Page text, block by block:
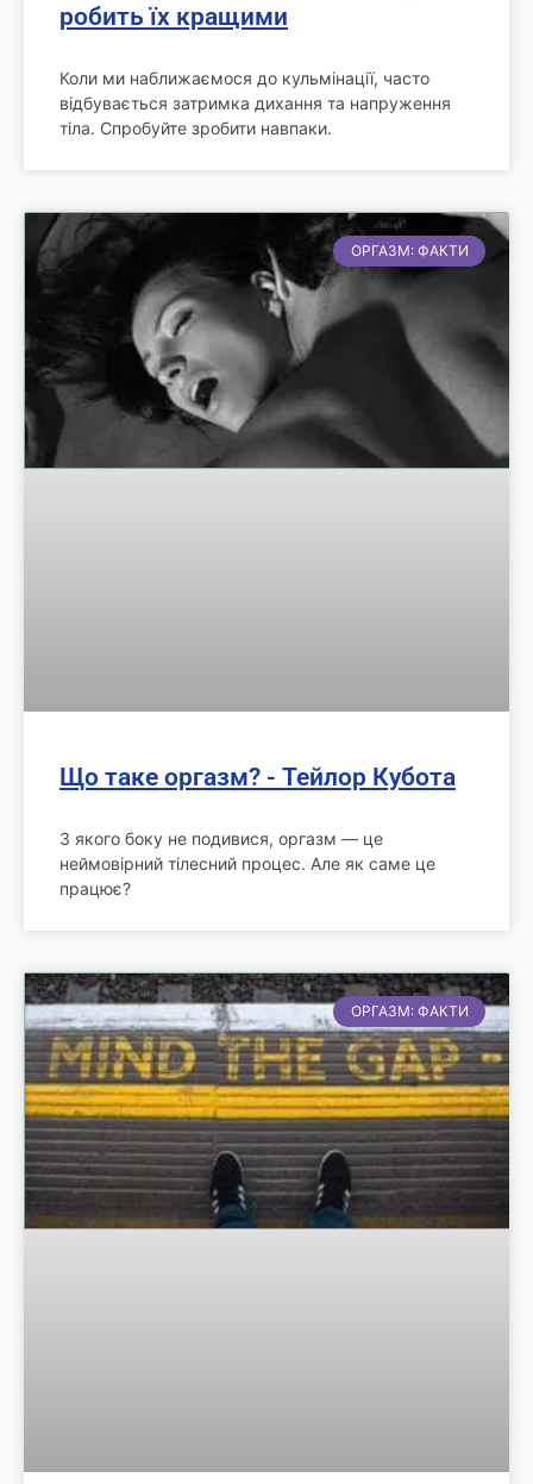
робить їх кращими
Коли ми наближаємося до кульмінації, часто
відбувається затримка дихання та напруження
тіла. Спробуйте зробити навпаки.
ОРГАЗМ: ФАКТИ
Що таке оргазм? - Тейлор Кубота
З якого боку не подивися, оргазм — це
неймовірний тілесний процес. Але як саме це
працює?
ОРГАЗМ: ФАКТИ